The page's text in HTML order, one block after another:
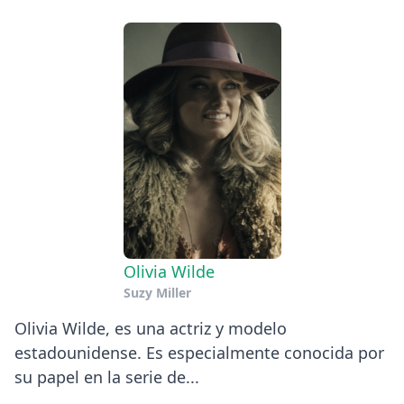
Olivia Wilde
Suzy Miller
Olivia Wilde, es una actriz y modelo
estadounidense. Es especialmente conocida por
su papel en la serie de...